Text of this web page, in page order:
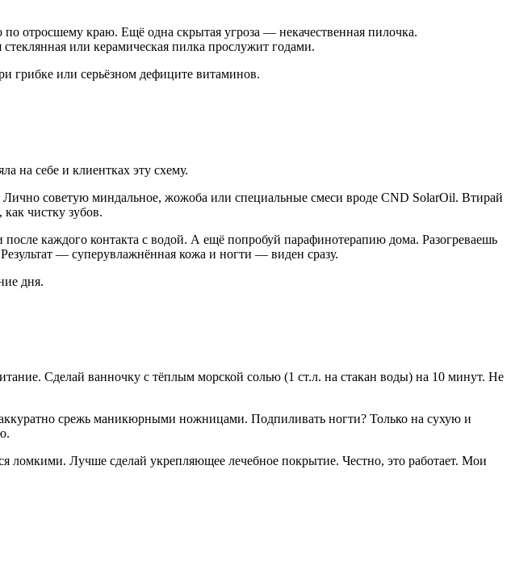
отросшему краю. Ещё одна скрытая угроза — некачественная пилочка.
или керамическая пилка прослужит годами.
грибке или серьёзном дефиците витаминов.
на себе и клиентках эту схему.
советую миндальное, жожоба или специальные смеси вроде CND SolarOil. Втирай
чистку зубов.
каждого контакта с водой. А ещё попробуй парафинотерапию дома. Разогреваешь
— суперувлажнённая кожа и ногти — виден сразу.
дня.
Сделай ванночку с тёплым морской солью (1 ст.л. на стакан воды) на 10 минут. Не
срежь маникюрными ножницами. Подпиливать ногти? Только на сухую и
Лучше сделай укрепляющее лечебное покрытие. Честно, это работает. Мои